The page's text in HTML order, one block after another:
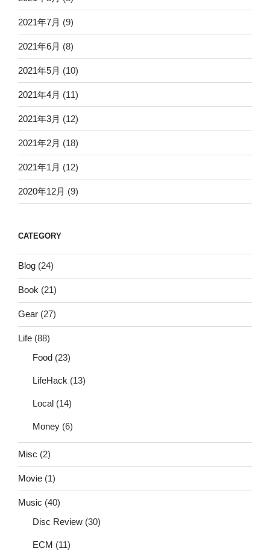
2021年7月 (9)
2021年6月 (8)
2021年5月 (10)
2021年4月 (11)
2021年3月 (12)
2021年2月 (18)
2021年1月 (12)
2020年12月 (9)
CATEGORY
Blog (24)
Book (21)
Gear (27)
Life (88)
Food (23)
LifeHack (13)
Local (14)
Money (6)
Misc (2)
Movie (1)
Music (40)
Disc Review (30)
ECM (11)